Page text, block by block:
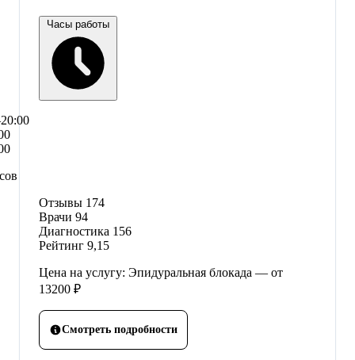
Часы работы
Отзывы 174
Врачи 94
Диагностика 156
Рейтинг 9,15
Цена на услугу: Эпидуральная блокада — от
13200 ₽
Смотреть подробности